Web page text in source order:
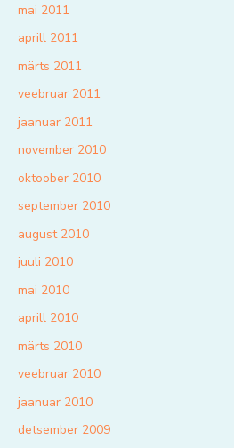
mai 2011
aprill 2011
märts 2011
veebruar 2011
jaanuar 2011
november 2010
oktoober 2010
september 2010
august 2010
juuli 2010
mai 2010
aprill 2010
märts 2010
veebruar 2010
jaanuar 2010
detsember 2009